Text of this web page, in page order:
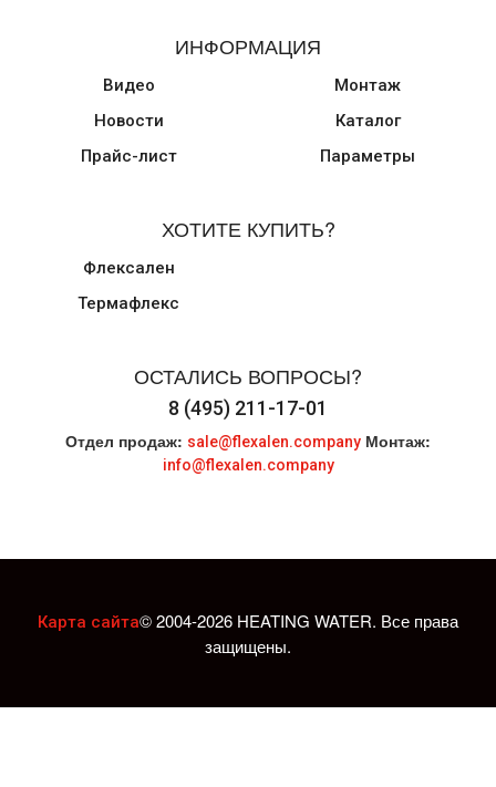
ИНФОРМАЦИЯ
Видео
Новости
Прайс-лист
Монтаж
Каталог
Параметры
ХОТИТЕ КУПИТЬ?
Флексален
Термафлекс
ОСТАЛИСЬ ВОПРОСЫ?
8 (495) 211-17-01
Отдел продаж: sale@flexalen.company Монтаж:
info@flexalen.company
Карта сайта© 2004-2026 HEATING WATER. Все права
защищены.